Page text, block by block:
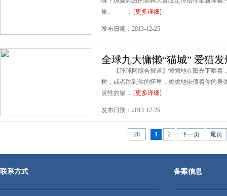
旅。 ... [更多详细]
发布日期：2013-12-25
全球九大慵懒“猫城” 爱猫
【环球网综合报道】懒懒地在阳光下晒着
树，或者跳到你的怀里，柔柔地依偎着你的身
灵性的猫 ... [更多详细]
发布日期：2013-12-25
28 1 2 下一页 尾页
联系方式 备案信息